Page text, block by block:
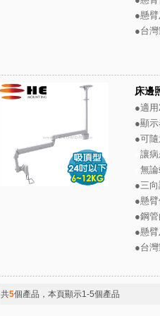
●懸
●台
床邊
●適
●顯
●可
讓
無
●三
●懸
●鋼
●懸
●台
共5個產品，本頁顯示1-5個產品